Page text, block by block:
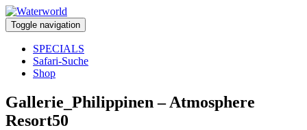
Toggle navigation
SPECIALS
Safari-Suche
Shop
Gallerie_Philippinen – Atmosphere
Resort50